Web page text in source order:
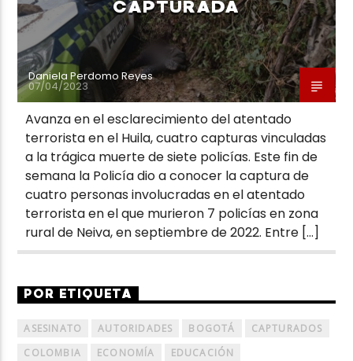
CAPTURADA
Daniela Perdomo Reyes
07/04/2023
Avanza en el esclarecimiento del atentado
terrorista en el Huila, cuatro capturas vinculadas
a la trágica muerte de siete policías. Este fin de
semana la Policía dio a conocer la captura de
cuatro personas involucradas en el atentado
terrorista en el que murieron 7 policías en zona
rural de Neiva, en septiembre de 2022. Entre […]
POR ETIQUETA
ASESINATO AUTORIDADES BOGOTÁ
CAPTURADOS
COLOMBIA
ECONOMÍA
EDUCACIÓN